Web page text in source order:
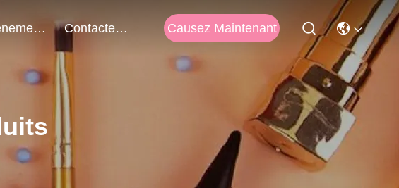
Événements Contactez-Nous Causez Maintenant